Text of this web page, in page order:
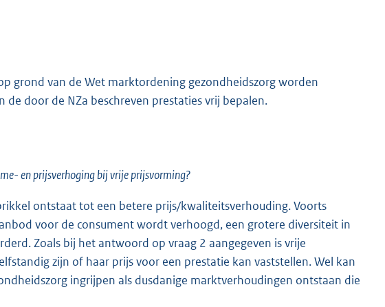
grond van de Wet marktordening gezondheidszorg worden
door de NZa beschreven prestaties vrij bepalen.
en prijsverhoging bij vrije prijsvorming?
ontstaat tot een betere prijs/kwaliteitsverhouding. Voorts
voor de consument wordt verhoogd, een grotere diversiteit in
Zoals bij het antwoord op vraag 2 aangegeven is vrije
zijn of haar prijs voor een prestatie kan vaststellen. Wel kan
ingrijpen als dusdanige marktverhoudingen ontstaan die